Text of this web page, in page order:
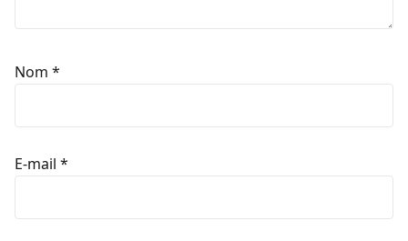
Nom *
E-mail *